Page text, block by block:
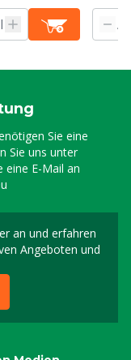
Sie eine
Sie uns unter
eine E-Mail an
an und erfahren
Angeboten und
Sie sich für